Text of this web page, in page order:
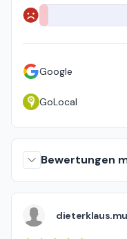
Negativ
Google
GoLocal
Bewertungen